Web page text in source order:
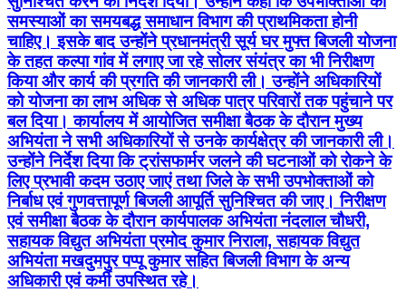
समस्याओं का समयबद्ध समाधान विभाग की प्राथमिकता होनी
चाहिए। इसके बाद उन्होंने प्रधानमंत्री सूर्य घर मुफ्त बिजली योजना
के तहत कल्पा गांव में लगाए जा रहे सोलर संयंत्र का भी निरीक्षण
किया और कार्य की प्रगति की जानकारी ली। उन्होंने अधिकारियों
को योजना का लाभ अधिक से अधिक पात्र परिवारों तक पहुंचाने पर
बल दिया। कार्यालय में आयोजित समीक्षा बैठक के दौरान मुख्य
अभियंता ने सभी अधिकारियों से उनके कार्यक्षेत्र की जानकारी ली।
उन्होंने निर्देश दिया कि ट्रांसफार्मर जलने की घटनाओं को रोकने के
लिए प्रभावी कदम उठाए जाएं तथा जिले के सभी उपभोक्ताओं को
निर्बाध एवं गुणवत्तापूर्ण बिजली आपूर्ति सुनिश्चित की जाए। निरीक्षण
एवं समीक्षा बैठक के दौरान कार्यपालक अभियंता नंदलाल चौधरी,
सहायक विद्युत अभियंता प्रमोद कुमार निराला, सहायक विद्युत
अभियंता मखदुमपुर पप्पू कुमार सहित बिजली विभाग के अन्य
अधिकारी एवं कर्मी उपस्थित रहे।